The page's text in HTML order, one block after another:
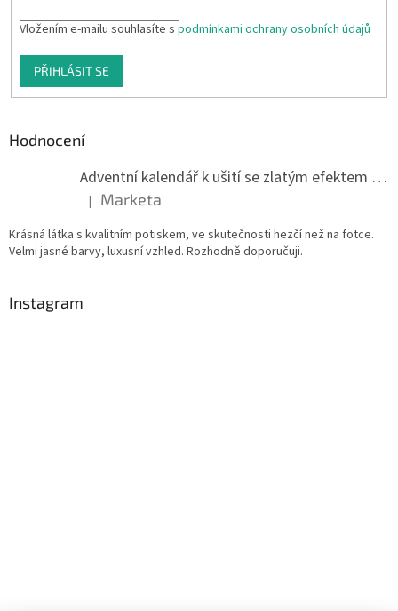
Vložením e-mailu souhlasíte s podmínkami ochrany osobních údajů
PŘIHLÁSIT SE
Hodnocení
Adventní kalendář k ušití se zlatým efektem 042Q
Hodnocení produktu je 5 z 5 hvězdiček.
| Marketa
Krásná látka s kvalitním potiskem, ve skutečnosti hezčí než na fotce.
Velmi jasné barvy, luxusní vzhled. Rozhodně doporučuji.
Instagram